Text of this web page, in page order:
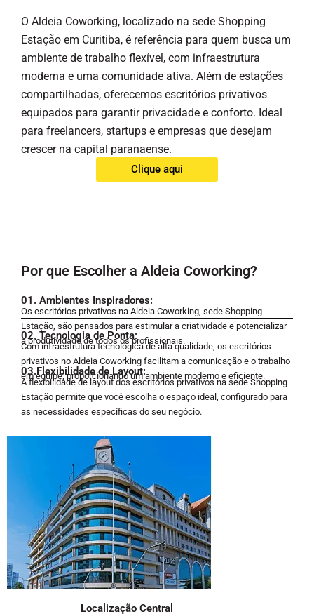
O Aldeia Coworking, localizado na sede Shopping
Estação em Curitiba, é referência para quem busca um
ambiente de trabalho flexível, com infraestrutura
moderna e uma comunidade ativa. Além de estações
compartilhadas, oferecemos escritórios privativos
equipados para garantir privacidade e conforto. Ideal
para freelancers, startups e empresas que desejam
crescer na capital paranaense.
Clique aqui
Por que Escolher a Aldeia Coworking?
01. Ambientes Inspiradores:
Os escritórios privativos na Aldeia Coworking, sede Shopping
Estação, são pensados para estimular a criatividade e potencializar
a produtividade de todos os profissionais.
02. Tecnologia de Ponta:
Com infraestrutura tecnológica de alta qualidade, os escritórios
privativos no Aldeia Coworking facilitam a comunicação e o trabalho
em equipe, proporcionando um ambiente moderno e eficiente.
03.Flexibilidade de Layout:
A flexibilidade de layout dos escritórios privativos na sede Shopping
Estação permite que você escolha o espaço ideal, configurado para
as necessidades específicas do seu negócio.
Localização Central